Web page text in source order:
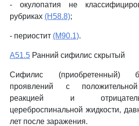
- окулопатия не
рубриках (H58.8);
- периостит (M90.1).
A51.5 Ранний сифилис скрытый
Сифилис (приобретенный)
проявлений с положительной
реакцией и
цереброспинальной жидкости,
лет после заражения.